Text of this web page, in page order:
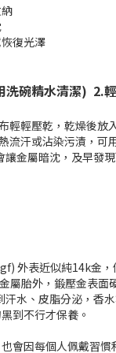
復光澤
洗碗精水清潔) 2.
輕輕壓乾，乾燥後放
汗或沾染污漬，可
金屬暗沈，及早發
外表近似純14k金
屬胎外，鍛壓金表面
水、皮脂分泌，香
到不行才保養。
會因每個人佩戴習慣